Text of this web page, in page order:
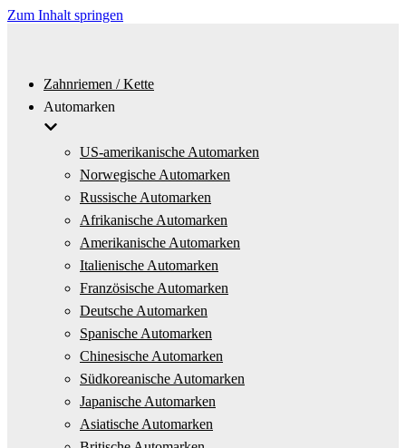
Zum Inhalt springen
Zahnriemen / Kette
Automarken
US-amerikanische Automarken
Norwegische Automarken
Russische Automarken
Afrikanische Automarken
Amerikanische Automarken
Italienische Automarken
Französische Automarken
Deutsche Automarken
Spanische Automarken
Chinesische Automarken
Südkoreanische Automarken
Japanische Automarken
Asiatische Automarken